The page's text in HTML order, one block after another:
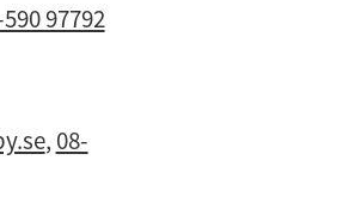
97792
, 08-